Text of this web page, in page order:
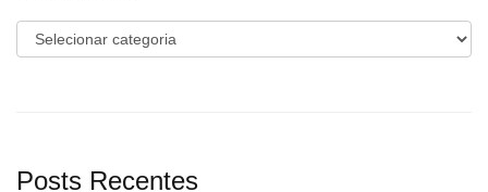
Categorias
Posts Recentes